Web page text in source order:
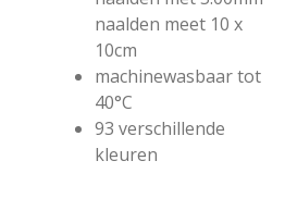
naalden meet 10 x
10cm
machinewasbaar tot
40°C
93 verschillende
kleuren